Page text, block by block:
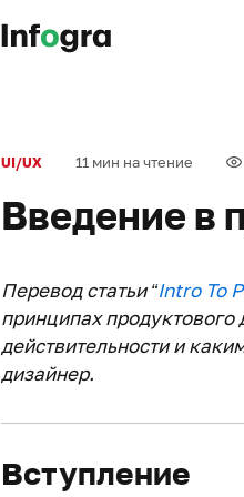
UI/UX 11 мин на чтение
Введение в
Перевод статьи “Intro To
принципах
действительности и
дизайнер.
Вступление